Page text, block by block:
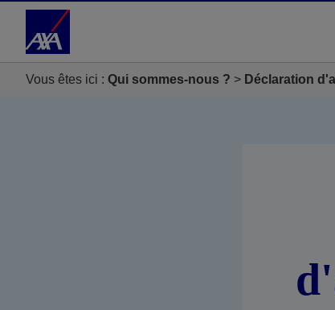
Accéder au Contenu
Vous êtes ici : Qui sommes-nous ? Déclaration